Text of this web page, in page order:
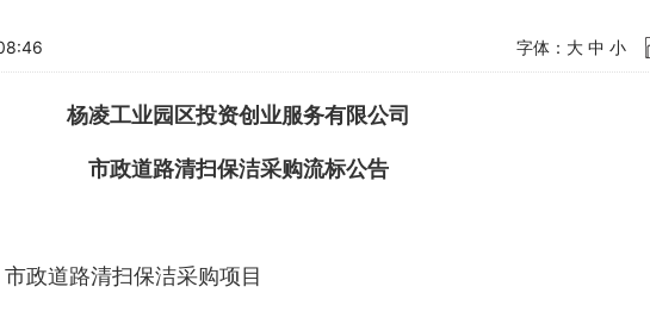
字体： 大 中 小
杨凌工业园区投资创业服务有限公司
市政道路清扫保洁采购流标公告
政道路清扫保洁采购项目